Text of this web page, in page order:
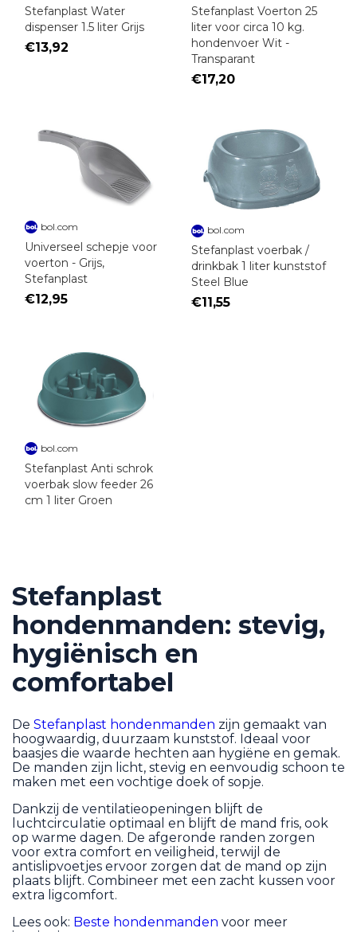
Stefanplast Water
dispenser 1.5 liter Grijs
€13,92
Stefanplast Voerton 25
liter voor circa 10 kg.
hondenvoer Wit -
Transparant
€17,20
bol.com
Universeel schepje voor
voerton - Grijs,
Stefanplast
€12,95
bol.com
Stefanplast voerbak /
drinkbak 1 liter kunststof
Steel Blue
€11,55
bol.com
Stefanplast Anti schrok
voerbak slow feeder 26
cm 1 liter Groen
Stefanplast
hondenmanden: stevig,
hygiënisch en
comfortabel
De Stefanplast hondenmanden zijn gemaakt van
hoogwaardig, duurzaam kunststof. Ideaal voor
baasjes die waarde hechten aan hygiëne en gemak.
De manden zijn licht, stevig en eenvoudig schoon te
maken met een vochtige doek of sopje.
Dankzij de ventilatieopeningen blijft de
luchtcirculatie optimaal en blijft de mand fris, ook
op warme dagen. De afgeronde randen zorgen
voor extra comfort en veiligheid, terwijl de
antislipvoetjes ervoor zorgen dat de mand op zijn
plaats blijft. Combineer met een zacht kussen voor
extra ligcomfort.
Lees ook: Beste hondenmanden voor meer